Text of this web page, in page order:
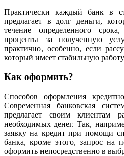
Практически каждый банк в
предлагает в долг деньги,
течение определенного
проценты за полученную
практично, особенно, если
который имеет стабильную
Как оформить?
Способов оформления
Современная банковская
предлагает своим клиентам
необходимых денег. Так,
заявку на кредит при помощи
банка, кроме этого, запрос на
оформить непосредственно в